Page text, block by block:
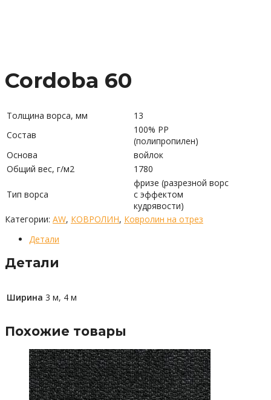
Cordoba 60
Толщина ворса, мм
13
Состав
100% PP
(полипропилен)
Основа
войлок
Общий вес, г/м2
1780
Тип ворса
фризе (разрезной ворс
с эффектом
кудрявости)
Категории: AW, КОВРОЛИН, Ковролин на отрез
Детали
Детали
Ширина 3 м, 4 м
Похожие товары